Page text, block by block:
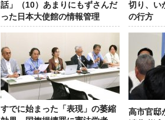
話」（10）あまりにもずさんだ
った日本大使館の情報管理
切り、い
の行方
すでに始まった「表現」の萎縮
高市官邸